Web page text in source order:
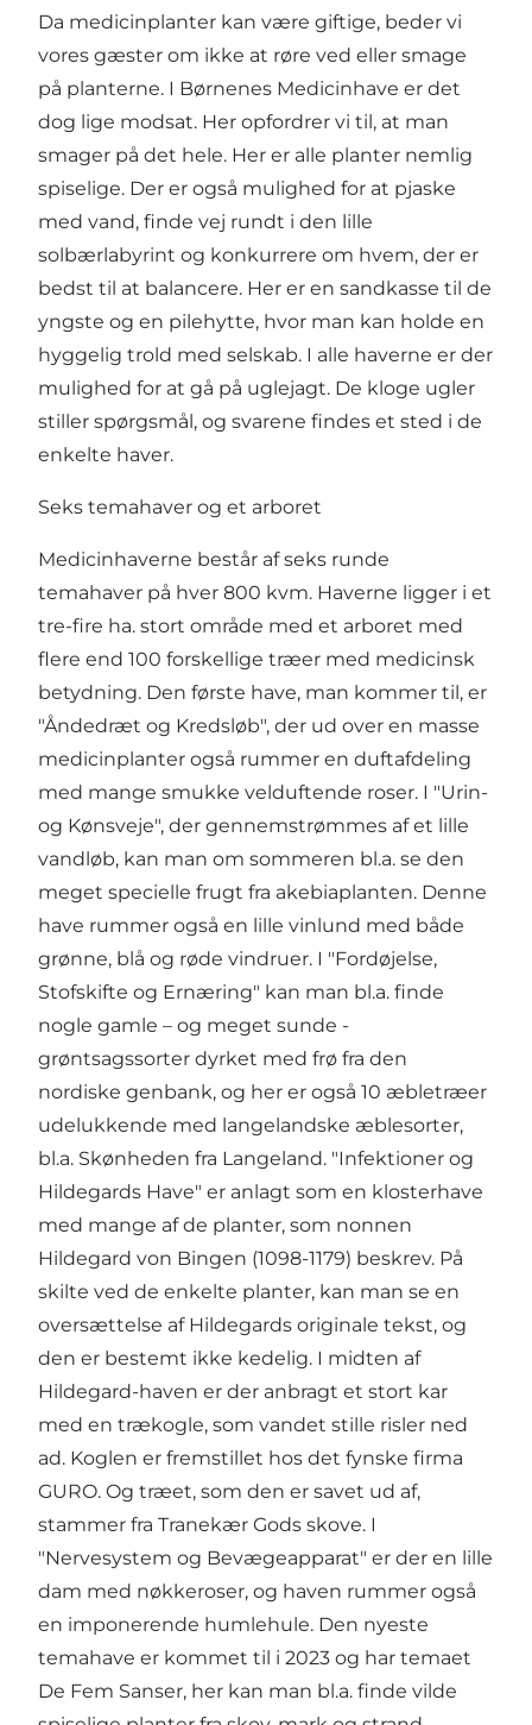
Da medicinplanter kan være giftige, beder vi
vores gæster om ikke at røre ved eller smage
på planterne. I Børnenes Medicinhave er det
dog lige modsat. Her opfordrer vi til, at man
smager på det hele. Her er alle planter nemlig
spiselige. Der er også mulighed for at pjaske
med vand, finde vej rundt i den lille
solbærlabyrint og konkurrere om hvem, der er
bedst til at balancere. Her er en sandkasse til de
yngste og en pilehytte, hvor man kan holde en
hyggelig trold med selskab. I alle haverne er der
mulighed for at gå på uglejagt. De kloge ugler
stiller spørgsmål, og svarene findes et sted i de
enkelte haver.
Seks temahaver og et arboret
Medicinhaverne består af seks runde
temahaver på hver 800 kvm. Haverne ligger i et
tre-fire ha. stort område med et arboret med
flere end 100 forskellige træer med medicinsk
betydning. Den første have, man kommer til, er
"Åndedræt og Kredsløb", der ud over en masse
medicinplanter også rummer en duftafdeling
med mange smukke velduftende roser. I "Urin-
og Kønsveje", der gennemstrømmes af et lille
vandløb, kan man om sommeren bl.a. se den
meget specielle frugt fra akebiaplanten. Denne
have rummer også en lille vinlund med både
grønne, blå og røde vindruer. I "Fordøjelse,
Stofskifte og Ernæring" kan man bl.a. finde
nogle gamle – og meget sunde -
grøntsagssorter dyrket med frø fra den
nordiske genbank, og her er også 10 æbletræer
udelukkende med langelandske æblesorter,
bl.a. Skønheden fra Langeland. "Infektioner og
Hildegards Have" er anlagt som en klosterhave
med mange af de planter, som nonnen
Hildegard von Bingen (1098-1179) beskrev. På
skilte ved de enkelte planter, kan man se en
oversættelse af Hildegards originale tekst, og
den er bestemt ikke kedelig. I midten af
Hildegard-haven er der anbragt et stort kar
med en trækogle, som vandet stille risler ned
ad. Koglen er fremstillet hos det fynske firma
GURO. Og træet, som den er savet ud af,
stammer fra Tranekær Gods skove. I
"Nervesystem og Bevægeapparat" er der en lille
dam med nøkkeroser, og haven rummer også
en imponerende humlehule. Den nyeste
temahave er kommet til i 2023 og har temaet
De Fem Sanser, her kan man bl.a. finde vilde